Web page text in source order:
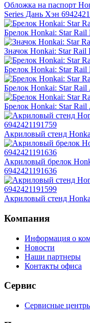
Обложка на паспорт
Series Дань Хэн
Брелок Honkai: Star Rail
Значок Honkai: Star Rail
Брелок Honkai: Star
Брелок Honkai: Star
Брелок Honkai: Star
Акриловый стенд
Акриловый брелок
6942421191636
Акриловый стенд
Компания
Информация о
Новости
Наши партнеры
Контакты офиса
Сервис
Сервисные